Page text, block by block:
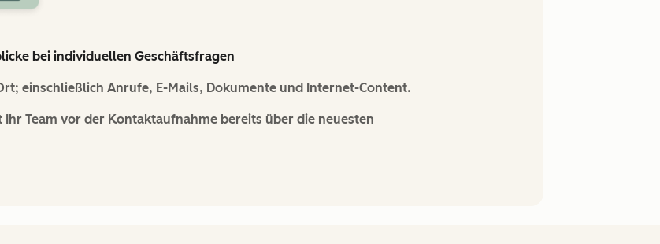
bei individuellen Geschäftsfragen
einschließlich Anrufe, E-Mails, Dokumente und Internet-Content.
Team vor der Kontaktaufnahme bereits über die neuesten